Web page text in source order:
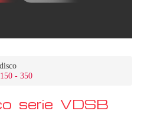
- 350
serie VDSB